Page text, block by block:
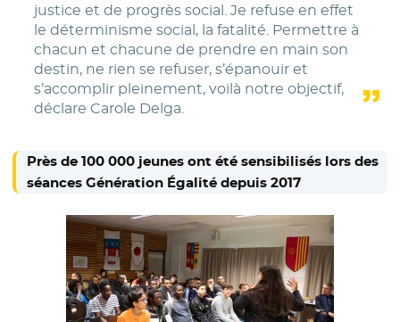
justice et de progrès social. Je refuse en effet
le déterminisme social, la fatalité. Permettre à
chacun et chacune de prendre en main son
destin, ne rien se refuser, s’épanouir et
s’accomplir pleinement, voilà notre objectif,
déclare Carole Delga.
Près de 100 000 jeunes ont été sensibilisés lors des
séances Génération Égalité depuis 2017